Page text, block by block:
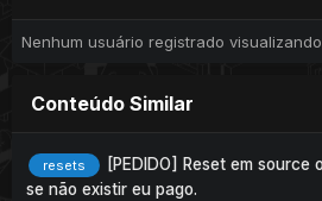
Nenhum usuário registrado
Conteúdo Similar
resets
[PEDIDO] Reset em source
se não existir eu pago.